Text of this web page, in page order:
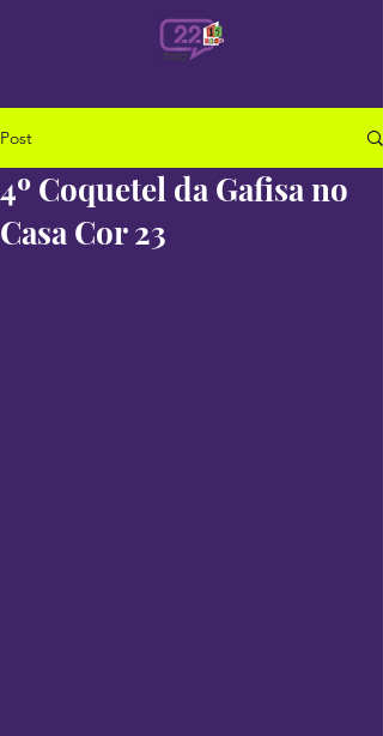
Post
4º Coquetel da Gafisa no
Casa Cor 23